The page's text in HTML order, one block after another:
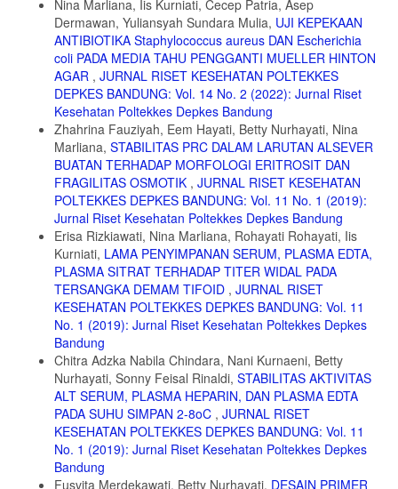
9. Rumbaut, Rolando E dan Thiagarajan, Perumal., 2010, Platelet-
Vessel Wall Interactions in Hemostatis and Thrombosis. : Morgan &
Claypool Life Sciences.
Nina Marliana, Iis Kurniati, Cecep Patria, Asep
Dermawan, Yuliansyah Sundara Mulia, UJI KEPEKAAN
ANTIBIOTIKA Staphylococcus aureus DAN Escherichia
coli PADA MEDIA TAHU PENGGANTI MUELLER HINTON
AGAR , JURNAL RISET KESEHATAN POLTEKKES
DEPKES BANDUNG: Vol. 14 No. 2 (2022): Jurnal Riset
Kesehatan Poltekkes Depkes Bandung
Zhahrina Fauziyah, Eem Hayati, Betty Nurhayati, Nina
Marliana, STABILITAS PRC DALAM LARUTAN ALSEVER
BUATAN TERHADAP MORFOLOGI ERITROSIT DAN
FRAGILITAS OSMOTIK , JURNAL RISET KESEHATAN
POLTEKKES DEPKES BANDUNG: Vol. 11 No. 1 (2019):
Jurnal Riset Kesehatan Poltekkes Depkes Bandung
Erisa Rizkiawati, Nina Marliana, Rohayati Rohayati, Iis
Kurniati, LAMA PENYIMPANAN SERUM, PLASMA EDTA,
PLASMA SITRAT TERHADAP TITER WIDAL PADA
TERSANGKA DEMAM TIFOID , JURNAL RISET
KESEHATAN POLTEKKES DEPKES BANDUNG: Vol. 11
No. 1 (2019): Jurnal Riset Kesehatan Poltekkes Depkes
Bandung
Chitra Adzka Nabila Chindara, Nani Kurnaeni, Betty
Nurhayati, Sonny Feisal Rinaldi, STABILITAS AKTIVITAS
ALT SERUM, PLASMA HEPARIN, DAN PLASMA EDTA
PADA SUHU SIMPAN 2-8oC , JURNAL RISET
KESEHATAN POLTEKKES DEPKES BANDUNG: Vol. 11
No. 1 (2019): Jurnal Riset Kesehatan Poltekkes Depkes
Bandung
Fusvita Merdekawati, Betty Nurhayati, DESAIN PRIMER